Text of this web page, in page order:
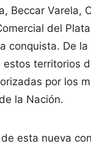
Beccar Varela,
del
conquista. De
territorios
por los
la Nación.
esta nueva